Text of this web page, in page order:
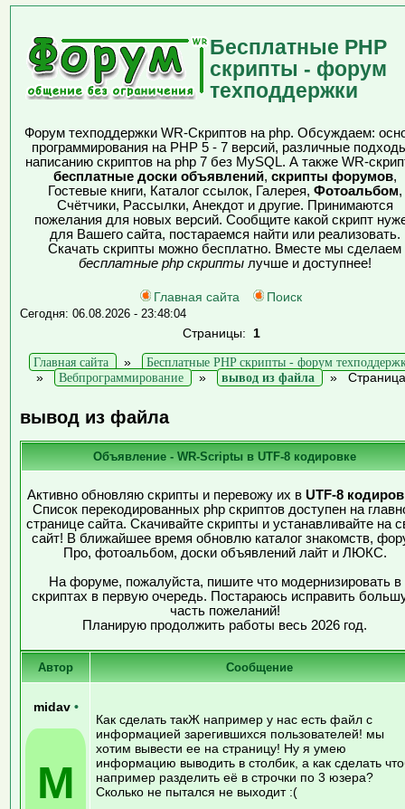
Бесплатные PHP
скрипты - форум
техподдержки
Форум техподдержки WR-Скриптов на php. Обсуждаем:
программирования на PHP 5 - 7 версий, различные
написанию скриптов на php 7 без MySQL. А также WR-
бесплатные доски объявлений, скрипты форумов,
Гостевые книги, Каталог ссылок, Галерея, Фотоальбом,
Счётчики, Рассылки, Анекдот и другие. Принимаются
пожелания для новых версий. Сообщите какой скрипт
для Вашего сайта, постараемся найти или реализовать.
Скачать скрипты можно бесплатно. Вместе мы сделаем
бесплатные php скриптылучше и доступнее!
Главная сайта Поиск
Сегодня: 06.08.2026 - 23:48:04
Страницы: 1
Главная сайта
»
Бесплатные PHP скрипты - форум
»
Вебпрограммирование » вывод из файла »
вывод из файла
Объявление - WR-Scriptы в UTF-8 кодировке
Активно обновляю скрипты и перевожу их в UTF-8
Список перекодированных php скриптов доступен на
странице сайта. Скачивайте скрипты и устанавливайте на
сайт! В ближайшее время обновлю каталог знакомств,
Про, фотоальбом, доски объявлений лайт и ЛЮКС.
На форуме, пожалуйста, пишите что модернизировать в
скриптах в первую очередь. Постараюсь исправить
часть пожеланий!
Планирую продолжить работы весь 2026 год.
Автор Сообщение
midav •
M
Как сделать такЖ например у нас есть файл с
информацией зарегившихся пользователей! мы
хотим вывести ее на страницу! Ну я умею
информацию выводить в столбик, а как сделать
например разделить её в строчки по 3 юзера?
Сколько не пытался не выходит :(